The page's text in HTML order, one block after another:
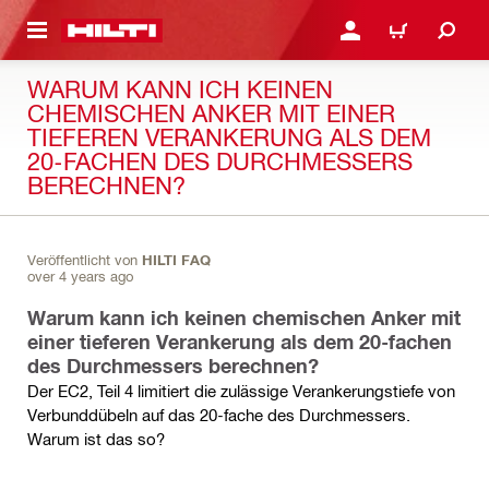
ANMELDEN ODER
WARENKORB
WARUM KANN ICH KEINEN
CHEMISCHEN ANKER MIT EINER
TIEFEREN VERANKERUNG ALS DEM
20-FACHEN DES DURCHMESSERS
BERECHNEN?
Veröffentlicht von HILTI FAQ
over 4 years ago
Warum kann ich keinen chemischen Anker mit
einer tieferen Verankerung als dem 20-fachen
des Durchmessers berechnen?
Der EC2, Teil 4 limitiert die zulässige Verankerungstiefe von
Verbunddübeln auf das 20-fache des Durchmessers.
Warum ist das so?